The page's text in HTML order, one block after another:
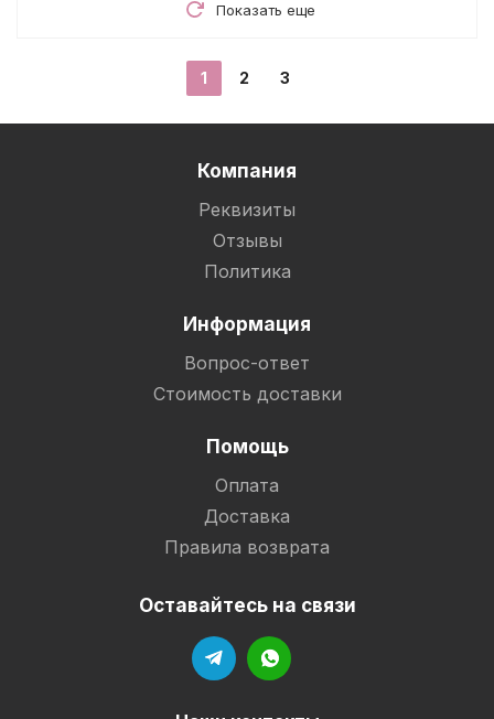
Показать еще
1 2 3
Компания
Реквизиты
Отзывы
Политика
Информация
Вопрос-ответ
Стоимость доставки
Помощь
Оплата
Доставка
Правила возврата
Оставайтесь на связи